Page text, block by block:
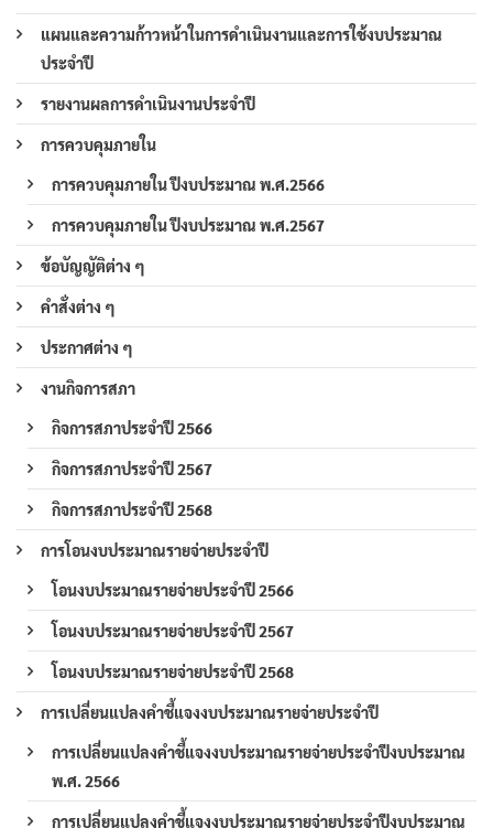
แผนและความก้าวหน้าในการดำเนินงานและการใช้งบประมาณ
ประจำปี
รายงานผลการดำเนินงานประจำปี
การควบคุมภายใน
การควบคุมภายใน ปีงบประมาณ พ.ศ.2566
การควบคุมภายใน ปีงบประมาณ พ.ศ.2567
ข้อบัญญัติต่าง ๆ
คำสั่งต่าง ๆ
ประกาศต่าง ๆ
งานกิจการสภา
กิจการสภาประจำปี 2566
กิจการสภาประจำปี 2567
กิจการสภาประจำปี 2568
การโอนงบประมาณรายจ่ายประจำปี
โอนงบประมาณรายจ่ายประจำปี 2566
โอนงบประมาณรายจ่ายประจำปี 2567
โอนงบประมาณรายจ่ายประจำปี 2568
การเปลี่ยนแปลงคำชี้แจงงบประมาณรายจ่ายประจำปี
การเปลี่ยนแปลงคำชี้แจงงบประมาณรายจ่ายประจำปีงบประมาณ
พ.ศ. 2566
การเปลี่ยนแปลงคำชี้แจงงบประมาณรายจ่ายประจำปีงบประมาณ